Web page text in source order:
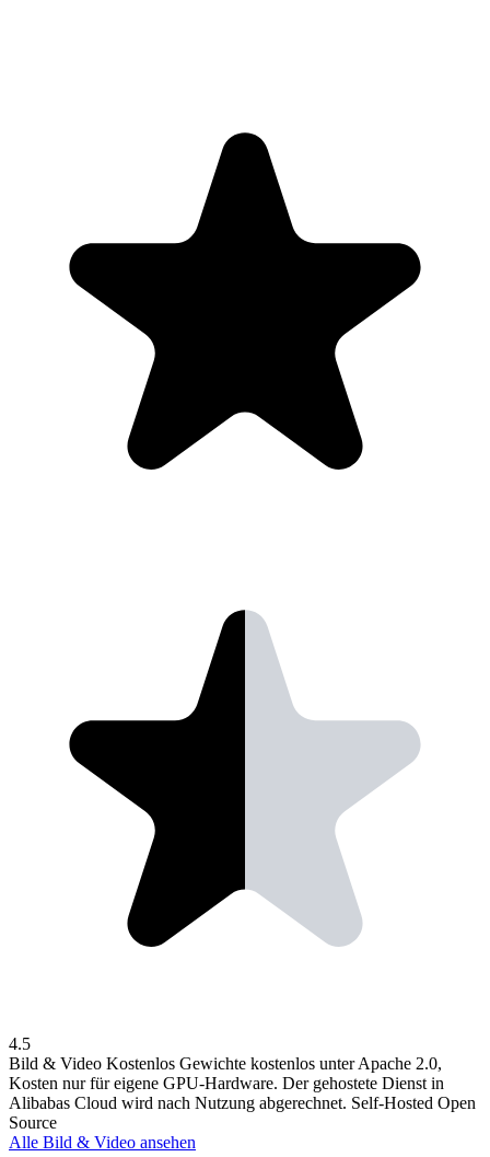
4.5
Bild & Video Kostenlos Gewichte kostenlos unter Apache 2.0,
Kosten nur für eigene GPU-Hardware. Der gehostete Dienst in
Alibabas Cloud wird nach Nutzung abgerechnet. Self-Hosted Open
Source
Alle Bild & Video ansehen